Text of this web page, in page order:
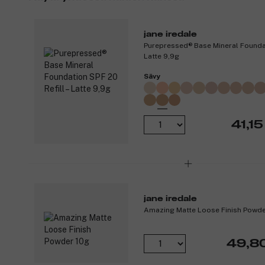
jane iredale
Purepressed® Base Mineral
Latte 9,9g
Sävy
jane iredale
Amazing Matte Loose Finish